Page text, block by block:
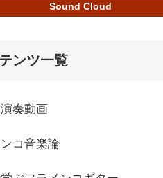
Sound Cloud
ンツ一覧
奏動画
コ音楽論